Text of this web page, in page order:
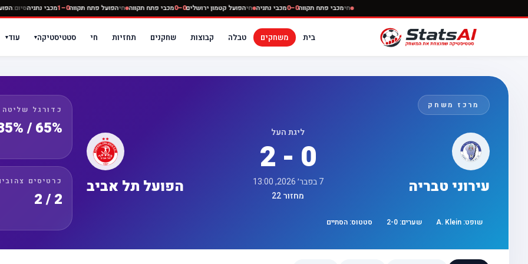
חימכבי פתח תקווה0–0 מכבי נתניה חיהפועל קטמון ירושלים0–0 מכבי פתח תקווה חיהפועל פתח תקווה0–1 מכבי
בית משחקים טבלה קבוצות שחקנים תחזיות חי סטטיסטיקה▾ עוד▾
מרכז משחק
עירוני טבריה
ליגת העל
2 - 0
7 בפבר׳ 2026, 13:00
מחזור 22
הפועל תל אביב
שופט: A. Klein שערים: 2-0 סטטוס: הסתיים
כדורגל שליטה
65% / 35%
כרטיסים
2 / 2